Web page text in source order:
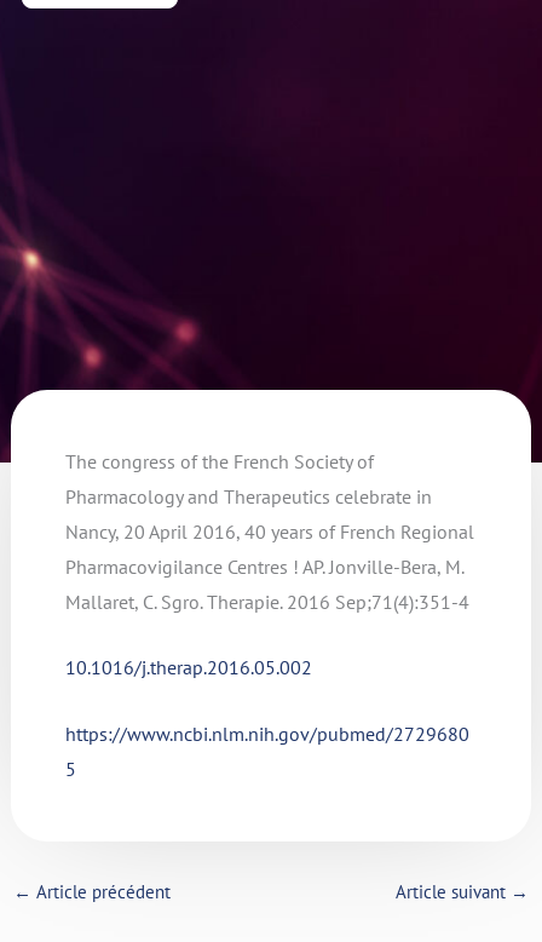
The congress of the French Society of
Pharmacology and Therapeutics celebrate in
Nancy, 20 April 2016, 40 years of French Regional
Pharmacovigilance Centres ! AP. Jonville-Bera, M.
Mallaret, C. Sgro. Therapie. 2016 Sep;71(4):351-4
10.1016/j.therap.2016.05.002
https://www.ncbi.nlm.nih.gov/pubmed/2729680
5
← Article précédent Article suivant →